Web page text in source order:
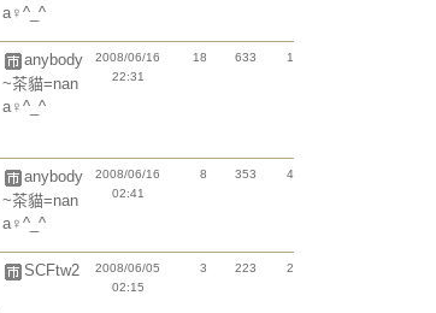
a♀^_^
anybody
~茶貓=nan
a♀^_^
2008/06/16
22:31
18 633 1
anybody
~茶貓=nan
a♀^_^
2008/06/16
02:41
8 353 4
SCFtw2
2008/06/05
02:15
3 223 2